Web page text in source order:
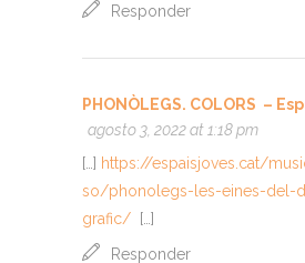
Responder
PHONÒLEGS. COLORS –
agosto 3, 2022 at 1:18 pm
[…] https://espaisjoves.cat/
so/phonolegs-les-eines-del-
grafic/
[…]
Responder